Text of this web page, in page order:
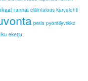
rannat eläintalous karvalehti
petla pyöräilyviikko
eketju